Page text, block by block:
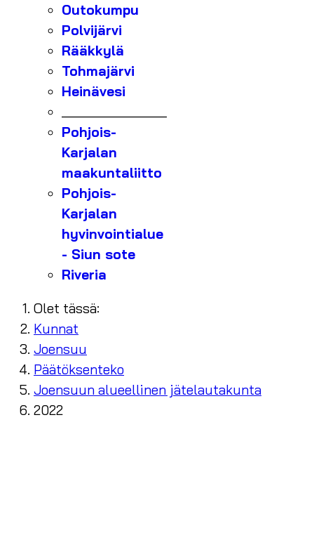
Outokumpu
Polvijärvi
Rääkkylä
Tohmajärvi
Heinävesi
Pohjois-
Karjalan
maakuntaliitto
Pohjois-
Karjalan
hyvinvointialue
- Siun sote
Riveria
Olet tässä:
Kunnat
Joensuu
Päätöksenteko
Joensuun alueellinen jätelautakunta
2022